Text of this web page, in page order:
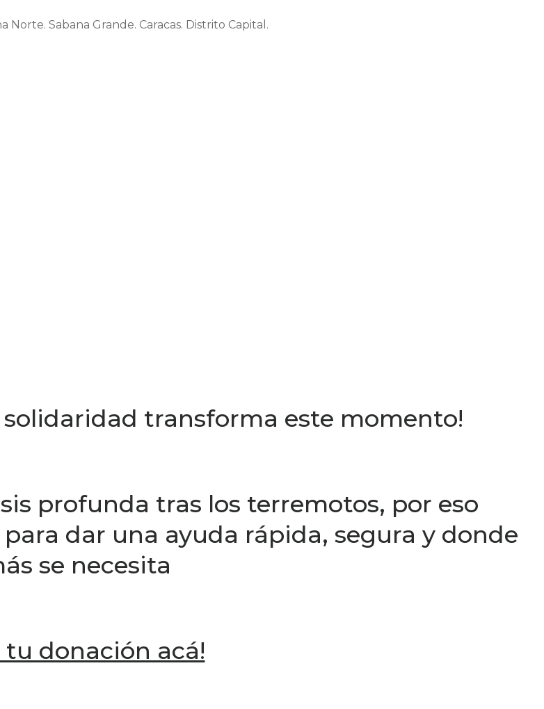
Norte. Sabana Grande. Caracas. Distrito Capital.
solidaridad transforma este momento!
profunda tras los terremotos, por eso
dar una ayuda rápida, segura y donde
se necesita
tu donación acá!